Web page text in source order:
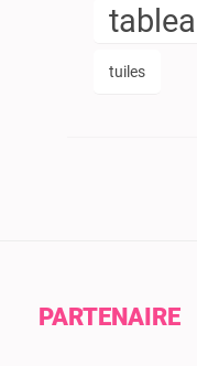
tuiles
PARTENAIRE